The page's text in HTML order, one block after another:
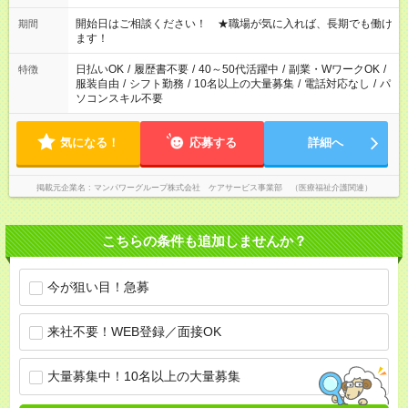
週20時間以上勤務は社会保険への加入対象となります ※労働者
派遣法（日雇い派遣の原則禁止）により、短時間・短期間の就
業はご案内が難しい場合があります
期間
開始日はご相談ください！ ★職場が気に入れば、長期でも働け
ます！
特徴 日払いOK / 履歴書不要 / 40～50代活躍中 / 副業・WワークOK /
服装自由 / シフト勤務 / 10名以上の大量募集 / 電話対応なし / パ
ソコンスキル不要
気になる！ 応募する 詳細へ
掲載元企業名 マンパワーグループ株式会社 ケアサービス事業部 （医療福祉介護関連）
こちらの条件も追加しませんか？
今が狙い目！急募
来社不要！WEB登録／面接OK
大量募集中！10名以上の大量募集